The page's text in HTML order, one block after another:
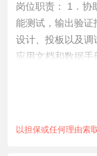
岗位职责： 1．协
能测试，输出验
设计、投板以及
应用文档和数据
历； 2. 熟练使用
以担保或任何理由索